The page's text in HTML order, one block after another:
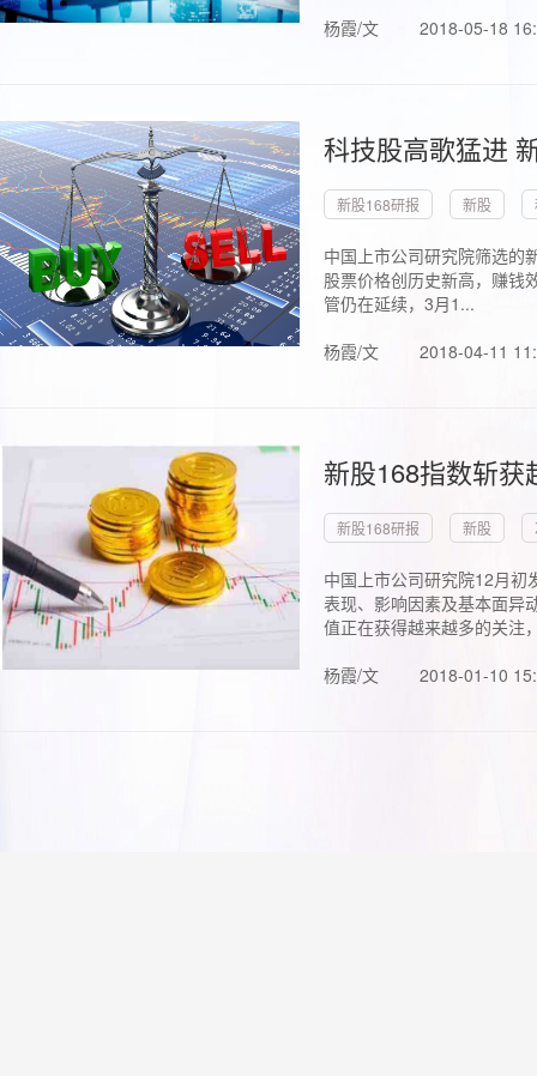
杨霞/文 2018-05-18
科技股高歌猛进
新股168研报 新股
中国上市公司研究院筛选的
股票价格创历史新高，赚钱
管仍在延续，3月1...
杨霞/文
2018-04-11
新股168指数斩
新股168研报 新股
中国上市公司研究院12月初
表现、影响因素及基本面异
值正在获得越来越多的关注
杨霞/文
2018-01-10